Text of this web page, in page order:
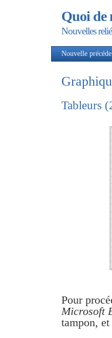
Quoi de
Nouvelles
Tableurs
Pour
Microsoft
tampon,